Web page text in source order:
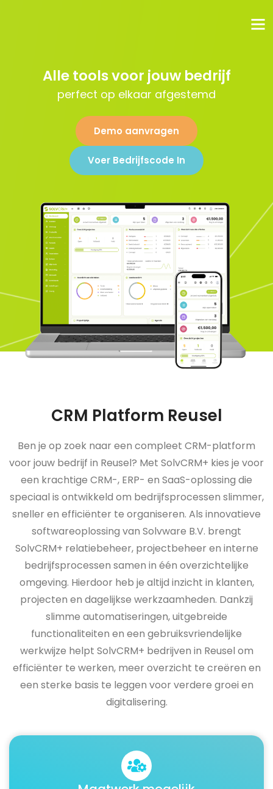
Alle tools voor jouw bedrijf
perfect op elkaar afgestemd
Demo aanvragen
Voer Bedrijfscode In
CRM Platform Reusel
Ben je op zoek naar een compleet CRM-platform
voor jouw bedrijf in Reusel? Met SolvCRM+ kies je voor
een krachtige CRM-, ERP- en SaaS-oplossing die
speciaal is ontwikkeld om bedrijfsprocessen slimmer,
sneller en efficiënter te organiseren. Als innovatieve
softwareoplossing van Solvware B.V. brengt
SolvCRM+ relatiebeheer, projectbeheer en interne
bedrijfsprocessen samen in één overzichtelijke
omgeving. Hierdoor heb je altijd inzicht in klanten,
projecten en dagelijkse werkzaamheden. Dankzij
slimme automatiseringen, uitgebreide
functionaliteiten en een gebruiksvriendelijke
werkwijze helpt SolvCRM+ bedrijven in Reusel om
efficiënter te werken, meer overzicht te creëren en
een sterke basis te leggen voor verdere groei en
digitalisering.